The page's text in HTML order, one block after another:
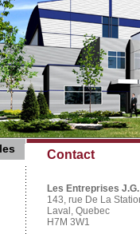
Contact
Les Entreprises
143, rue De La
Laval, Quebec
H7M 3W1